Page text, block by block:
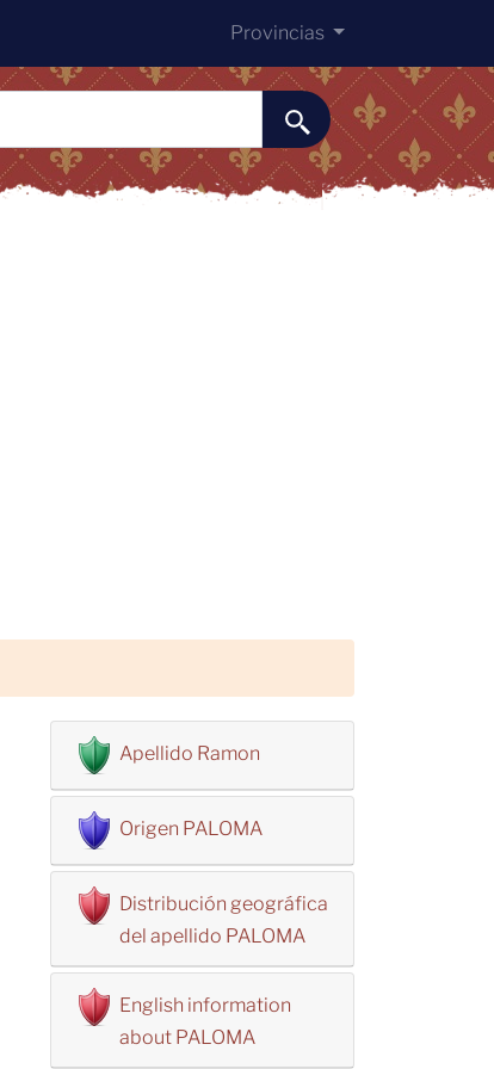
Provincias
Apellido Ramon
Origen PALOMA
Distribución geográfica
del apellido PALOMA
English information
about PALOMA